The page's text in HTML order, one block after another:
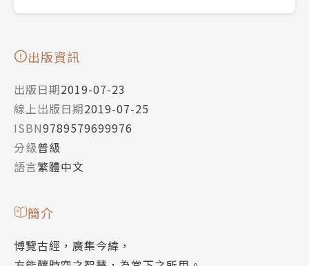
出版資訊
出版日期2019-07-23
線上出版日期2019-07-25
ISBN9789579699976
分級普級
語言繁體中文
簡介
博覽古經，廣集今緯，